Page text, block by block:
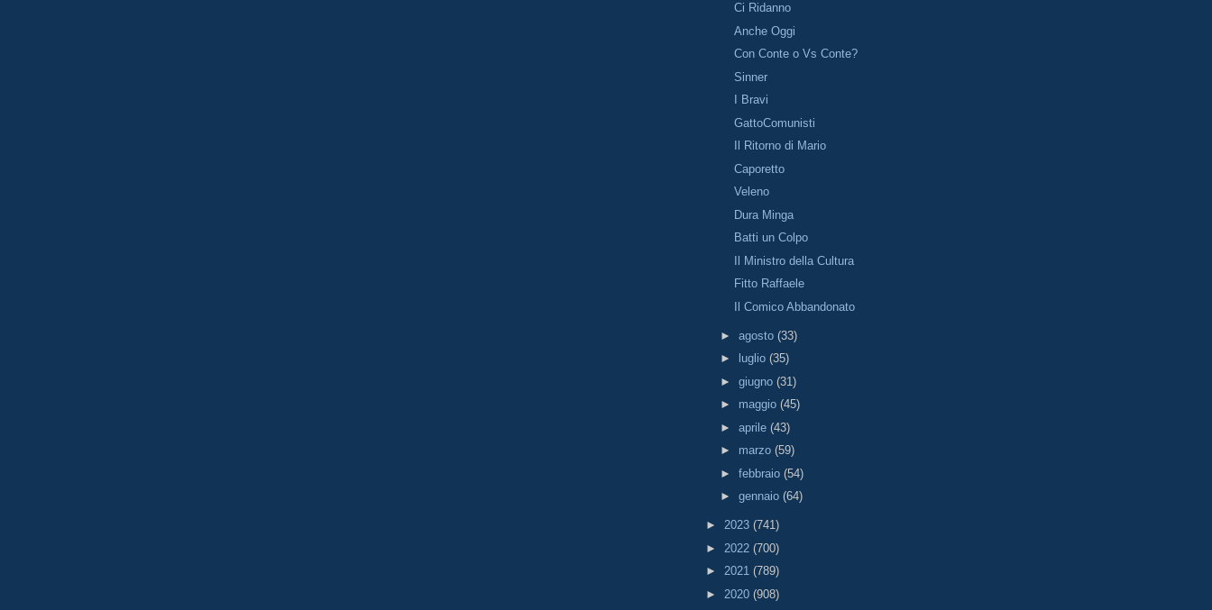
Ci Ridanno
Anche Oggi
Con Conte o Vs Conte?
Sinner
I Bravi
GattoComunisti
Il Ritorno di Mario
Caporetto
Veleno
Dura Minga
Batti un Colpo
Il Ministro della Cultura
Fitto Raffaele
Il Comico Abbandonato
► agosto (33)
►
luglio (35)
► giugno (31)
► maggio (45)
► aprile (43)
► marzo (59)
► febbraio (54)
► gennaio (64)
► 2023 (741)
► 2022 (700)
► 2021 (789)
► 2020 (908)